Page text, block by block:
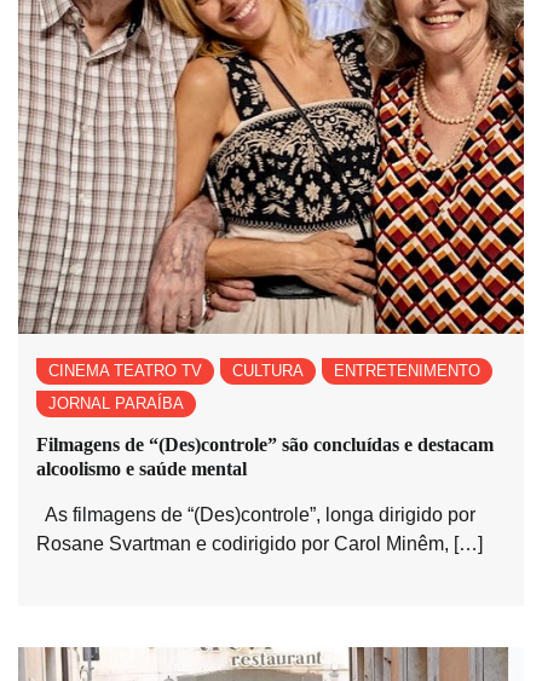
CINEMA TEATRO TV CULTURA
ENTRETENIMENTO
JORNAL PARAÍBA
Filmagens de “(Des)controle” são concluídas e destacam
alcoolismo e saúde mental
As filmagens de “(Des)controle”, longa dirigido por
Rosane Svartman e codirigido por Carol Minêm, […]